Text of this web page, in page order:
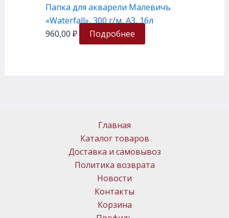
Папка для акварели Малевичъ
«Waterfall», 300 г/м, А3, 16л
960,00 ₽ Подробнее
Главная
Каталог товаров
Доставка и самовывоз
Политика возврата
Новости
Контакты
Корзина